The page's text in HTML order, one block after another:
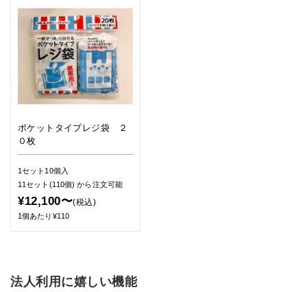
ポケットタイプレジ袋 ２
０枚
1セット10個入
11セット(110個)から注文可能
¥12,100〜(税込)
1個あたり¥110
法人利用に嬉しい機能